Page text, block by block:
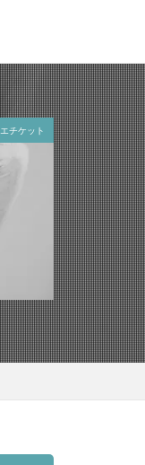
エチケット